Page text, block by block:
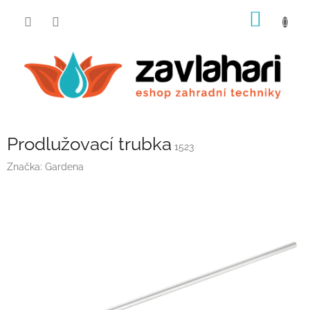
Prodlužovací trubka 1523
Značka: Gardena